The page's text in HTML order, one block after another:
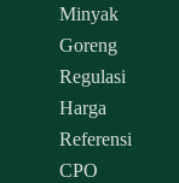
Minyak
Goreng
Regulasi
Harga
Referensi
CPO